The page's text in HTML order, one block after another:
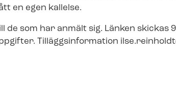
en egen kallelse.
de som har anmält sig. Länken skickas
Tilläggs­in­for­ma­tion